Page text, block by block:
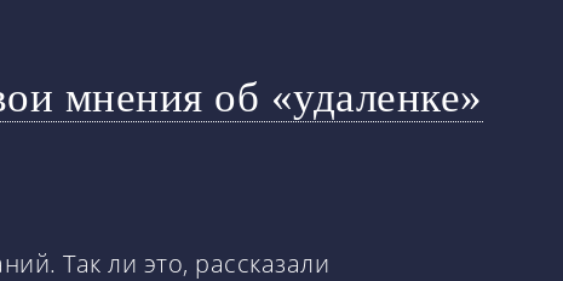
мнения об «удаленке»
Так ли это, рассказали